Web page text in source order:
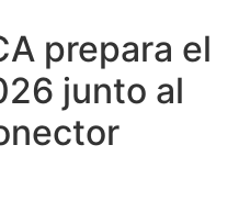
prepara el
junto al